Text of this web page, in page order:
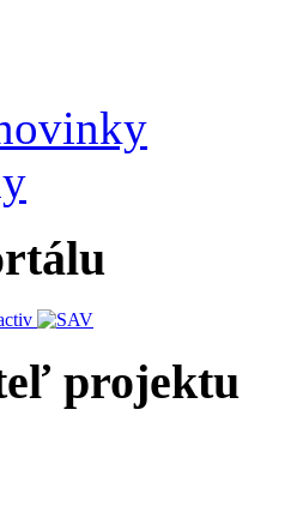
projektu